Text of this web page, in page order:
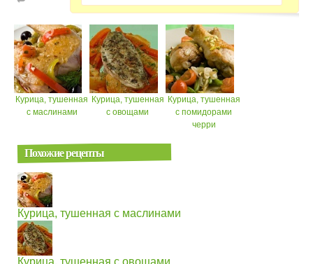
Курица, тушенная
с маслинами
Курица, тушенная
с овощами
Курица, тушенная
с помидорами
черри
Похожие рецепты
Курица, тушенная с маслинами